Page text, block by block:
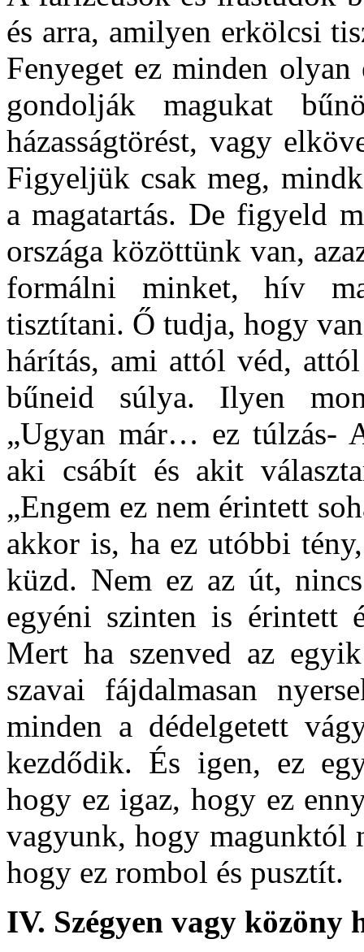
és arra, amilyen erkölcsi
Fenyeget ez minden
gondolják magukat
házasságtörést, vagy
Figyeljük csak meg,
a magatartás. De figyeld
országa közöttünk van,
formálni minket, hív
tisztítani. Ő tudja, hogy
hárítás, ami attól véd,
bűneid súlya. Ilyen
„Ugyan már… ez túlzás-
aki csábít és akit
„Engem ez nem érintett
akkor is, ha ez utóbbi
küzd. Nem ez az út,
egyéni szinten is érintett
Mert ha szenved az
szavai fájdalmasan
minden a dédelgetett
kezdődik. És igen, ez
hogy ez igaz, hogy ez
vagyunk, hogy magunktól
hogy ez rombol és pusztít.
IV. Szégyen vagy közöny